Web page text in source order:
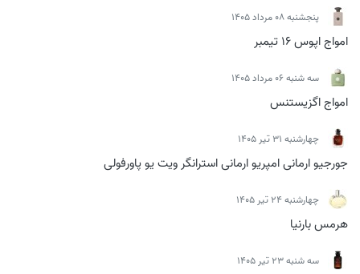
پنجشنبه 08 مرداد 1405
امواج اپوس 16 تیمبر
سه شنبه 06 مرداد 1405
امواج اگزیستنس
چهارشنبه 31 تیر 1405
جورجیو ارمانی امپریو ارمانی استرانگر ویت یو پاورفولی
چهارشنبه 24 تیر 1405
هرمس بارنیا
سه شنبه 23 تیر 1405